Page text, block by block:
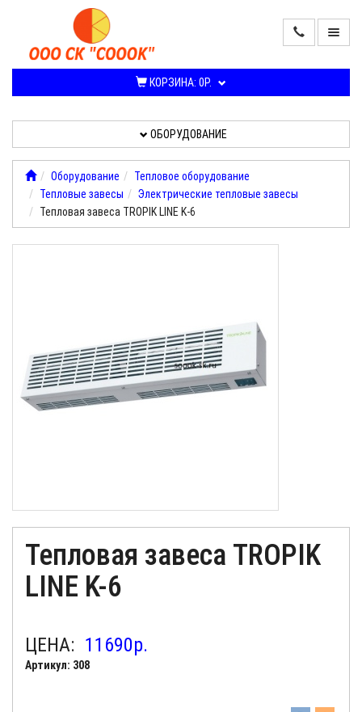
КОРЗИНА: 0Р.
ПРОДАЖА
СИСТЕМ
УСЛУГИ,
РАБОТЫ
ОБОРУДОВАНИЕ
Оборудование
Тепловое оборудование
Тепловые завесы
Электрические тепловые завесы
Тепловая завеса TROPIK LINE K-6
Тепловая завеса TROPIK
LINE K-6
ЦЕНА: 11690р.
Артикул: 308